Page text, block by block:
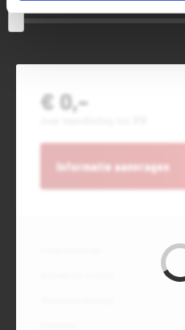
€ 0,-
Informatie aanvragen